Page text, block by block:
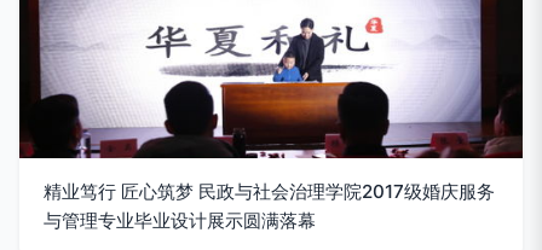
精业笃行 匠心筑梦 民政与社会治理学院2017级婚庆服务
与管理专业毕业设计展示圆满落幕